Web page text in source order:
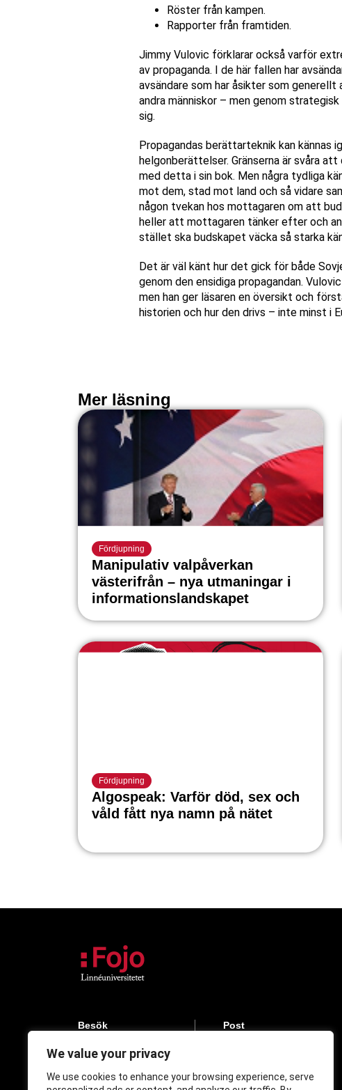
We value your privacy
We use cookies to enhance your browsing experience, serve
Röster från kampen.
Rapporter från framtiden.
Jimmy Vulovic förklarar också varför
av propaganda. I de här fallen har
avsändare som har åsikter som
andra människor – men genom
sig.
Propagandas berättarteknik kan kännas
helgonberättelser. Gränserna är svåra
med detta i sin bok. Men några tydliga
mot dem, stad mot land och så vidare
någon tvekan hos mottagaren om att
heller att mottagaren tänker efter och
stället ska budskapet väcka så starka
Det är väl känt hur det gick för både
genom den ensidiga propagandan.
men han ger läsaren en översikt och
historien och hur den drivs – inte minst i
Mer läsning
Fördjupning
Manipulativ valpåverkan
västerifrån – nya utmaningar i
informationslandskapet
Fördjupning
Algospeak: Varför död, sex och
våld fått nya namn på nätet
Besök
Pedalstråket 11
Post